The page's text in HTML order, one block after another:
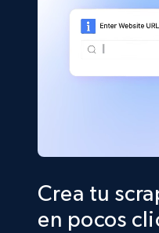
Crea tu
en pocos